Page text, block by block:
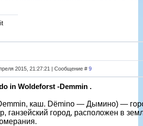
2015, 21:27:21 | Сообщение # 9
in Woldeforst -Demmin .
каш. Dëmino — Дымино) —
ганзейский город, расположен в